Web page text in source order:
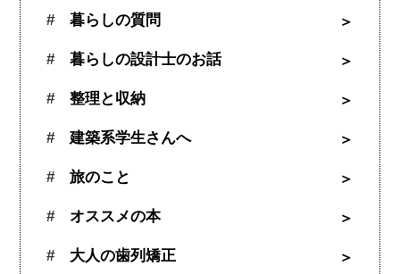
暮らしの質問
暮らしの設計士のお話
整理と収納
建築系学生さんへ
旅のこと
オススメの本
大人の歯列矯正